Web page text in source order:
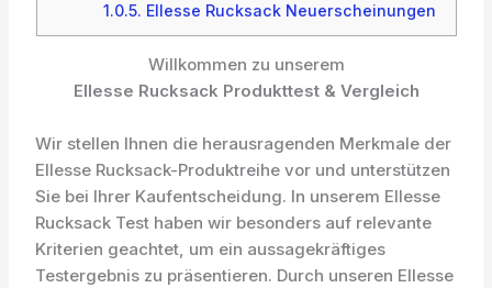
1.0.5. Ellesse Rucksack Neuerscheinungen
Willkommen zu unserem
Ellesse Rucksack Produkttest & Vergleich
Wir stellen Ihnen die herausragenden Merkmale der
Ellesse Rucksack-Produktreihe vor und unterstützen
Sie bei Ihrer Kaufentscheidung. In unserem Ellesse
Rucksack Test haben wir besonders auf relevante
Kriterien geachtet, um ein aussagekräftiges
Testergebnis zu präsentieren. Durch unseren Ellesse